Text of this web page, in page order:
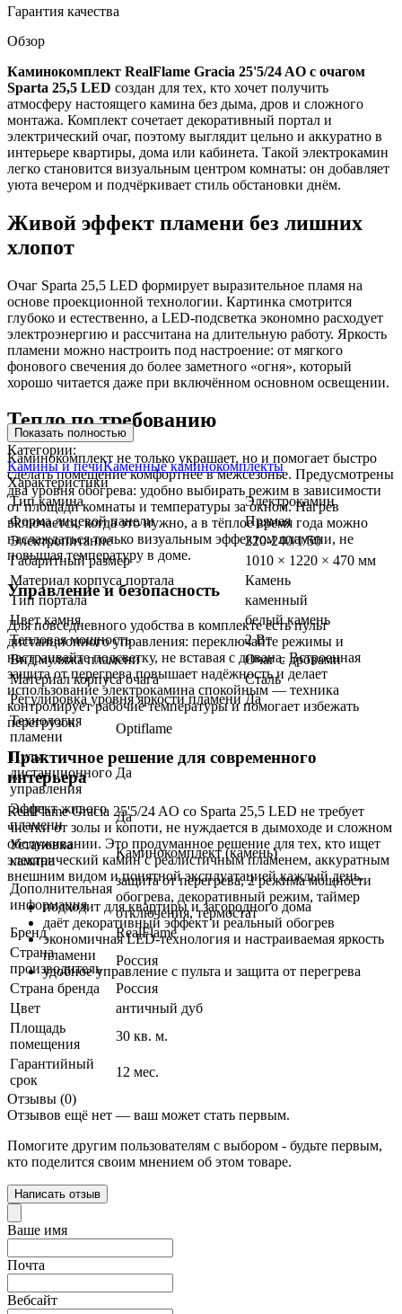
Гарантия качества
Обзор
Каминокомплект RealFlame Gracia 25'5/24 AO с очагом
Sparta 25,5 LED создан для тех, кто хочет получить
атмосферу настоящего камина без дыма, дров и сложного
монтажа. Комплект сочетает декоративный портал и
электрический очаг, поэтому выглядит цельно и аккуратно в
интерьере квартиры, дома или кабинета. Такой электрокамин
легко становится визуальным центром комнаты: он добавляет
уюта вечером и подчёркивает стиль обстановки днём.
Живой эффект пламени без лишних
хлопот
Очаг Sparta 25,5 LED формирует выразительное пламя на
основе проекционной технологии. Картинка смотрится
глубоко и естественно, а LED-подсветка экономно расходует
электроэнергию и рассчитана на длительную работу. Яркость
пламени можно настроить под настроение: от мягкого
фонового свечения до более заметного «огня», который
хорошо читается даже при включённом основном освещении.
Тепло по требованию
Каминокомплект не только украшает, но и помогает быстро
сделать помещение комфортнее в межсезонье. Предусмотрены
два уровня обогрева: удобно выбирать режим в зависимости
от площади комнаты и температуры за окном. Нагрев
включается, когда это нужно, а в тёплое время года можно
наслаждаться только визуальным эффектом пламени, не
повышая температуру в доме.
Управление и безопасность
Для повседневного удобства в комплекте есть пульт
дистанционного управления: переключайте режимы и
настраивайте подсветку, не вставая с дивана. Встроенная
защита от перегрева повышает надёжность и делает
использование электрокамина спокойным — техника
контролирует рабочие температуры и помогает избежать
перегрузок.
Практичное решение для современного
интерьера
RealFlame Gracia 25'5/24 AO со Sparta 25,5 LED не требует
чистки от золы и копоти, не нуждается в дымоходе и сложном
обслуживании. Это продуманное решение для тех, кто ищет
электрический камин с реалистичным пламенем, аккуратным
внешним видом и понятной эксплуатацией каждый день.
подходит для квартиры и загородного дома
даёт декоративный эффект и реальный обогрев
экономичная LED-технология и настраиваемая яркость
пламени
удобное управление с пульта и защита от перегрева
Показать полностью
Категории:
Камины и печиКаменные каминокомплекты
Характеристики
Тип камина
Электрокамин
Форма лицевой панели
Прямая
Электропитание
220-240/1/50
Габаритный размер
1010 × 1220 × 470 мм
Материал корпуса портала
Камень
Тип портала
каменный
Цвет камня
белый камень
Тепловая мощность
2 Вт
Вид муляжа пламени
Очаг с дровами
Материал корпуса очага
Сталь
Регулировка уровня яркости пламени Да
Технология
пламени
Optiflame
Пульт
дистанционного
управления
Да
Эффект живого
пламени
Да
Установка
камина
Каминокомплект (камень)
Дополнительная
информация
защита от перегрева, 2 режима мощности
обогрева, декоративный режим, таймер
отключения, термостат
Бренд
RealFlame
Страна
производитель
Россия
Страна бренда
Россия
Цвет
античный дуб
Площадь
помещения
30 кв. м.
Гарантийный
срок
12 мес.
Отзывы (0)
Отзывов ещё нет — ваш может стать первым.
Помогите другим пользователям с выбором - будьте первым,
кто поделится своим мнением об этом товаре.
Написать отзыв
Ваше имя
Почта
Вебсайт